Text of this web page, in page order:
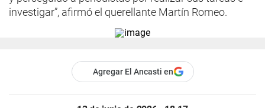
investigar”, afirmó el querellante Martín Romeo.
Agregar El Ancasti en